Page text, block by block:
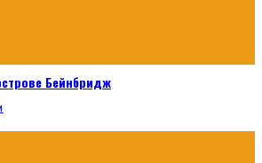
Бейнбридж